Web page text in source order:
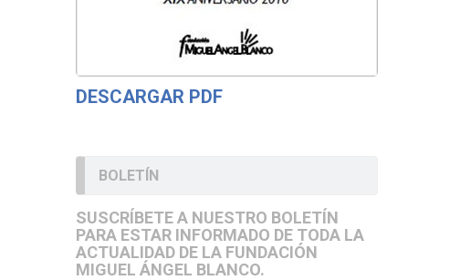
DESCARGAR PDF
BOLETÍN
SUSCRÍBETE A NUESTRO BOLETÍN
PARA ESTAR INFORMADO DE TODA LA
ACTUALIDAD DE LA FUNDACIÓN
MIGUEL ÁNGEL BLANCO.